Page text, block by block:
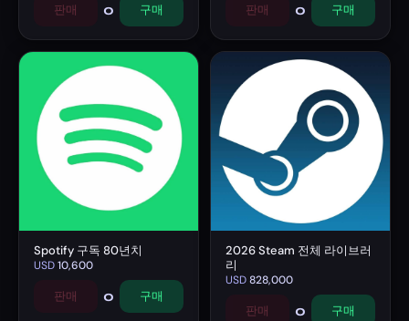
판매 0 구매 판매 0 구매
Spotify 구독 80년치
USD10,600
판매 0 구매
2026 Steam 전체 라이브러
리
USD828,000
판매 0 구매